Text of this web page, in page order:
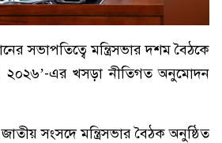
সভাপতিত্বে মন্ত্রিসভার দশম বৈঠকে
২০২৬’-এর খসড়া নীতিগত অনুমোদন
সংসদে মন্ত্রিসভার বৈঠক অনুষ্ঠিত